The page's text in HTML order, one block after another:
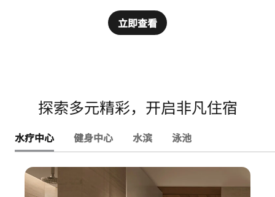
立即查看
探索多元精彩，开启非凡住宿
水疗中心 健身中心 水滨 泳池